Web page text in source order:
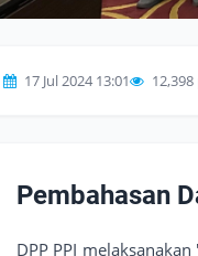
17 Jul 2024 13:01
Pembahasan
DPP PPI